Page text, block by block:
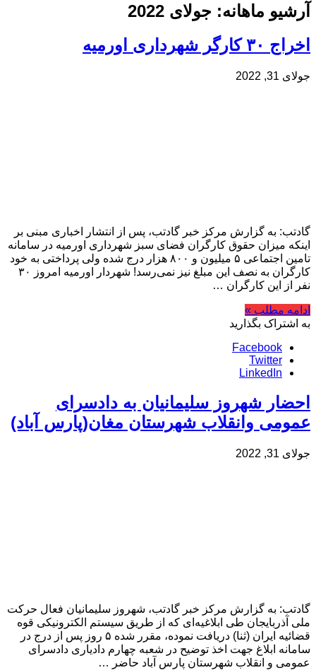
آرشیو ماهانه: جولای 2022
اخراج ۳۰ کارگر شهرداری اورمیه
جولای 31, 2022
گادتب: به گزارش مرکز خبر گادتب، پس از انتشار اخباری مبنی بر
اینکه میزان حقوق کارگران فضای سبز شهرداری اورمیه در سامانه
تامین اجتماعی ۵ میلیون و ۸۰۰ هزار درج شده ولی پرداختی به خود
کارگران به نصف این مبلغ نیز نمی‌رسد! شهردار اورمیه امروز ۳۰
نفر از این کارگران …
ادامه مطلب »
به اشتراک بگذارید
Facebook
Twitter
LinkedIn
احضار شهروز سلیمانیان به دادسرای
عمومی وانقلاب شهرستان مغان(پارس آباد)
جولای 31, 2022
گادتب: به گزارش مرکز خبر گادتب، شهروز سلیمانیان فعال حرکت
ملی آذربایجان طی ابلاغیه‌ای که از طریق سیستم الکترونیکی قوه
قضائیه ایران (ثنا) دریافت نموده، مقرر شده ۵ روز پس از درج در
سامانه ابلاغ جهت اخذ توضیح در شعبه چهارم دادیاری دادسرای
عمومی و انقلاب شهرستان پارس آباد حاضر …